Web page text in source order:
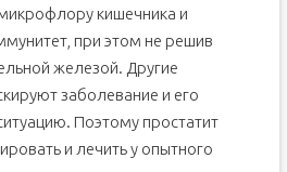
кишечника и
при этом не решив
железой. Другие
заболевание и его
Поэтому простатит
и лечить у опытного